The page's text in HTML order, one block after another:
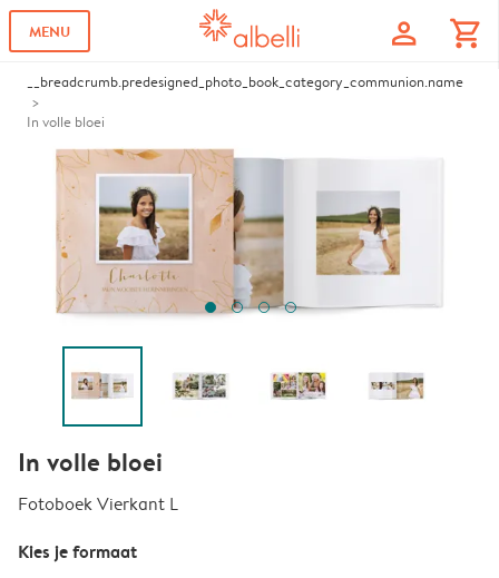
MENU profile shopping_cart
__breadcrumb.predesigned_photo_book_category_communion.name
In volle bloei
In volle bloei
Fotoboek Vierkant L
Kies je formaat